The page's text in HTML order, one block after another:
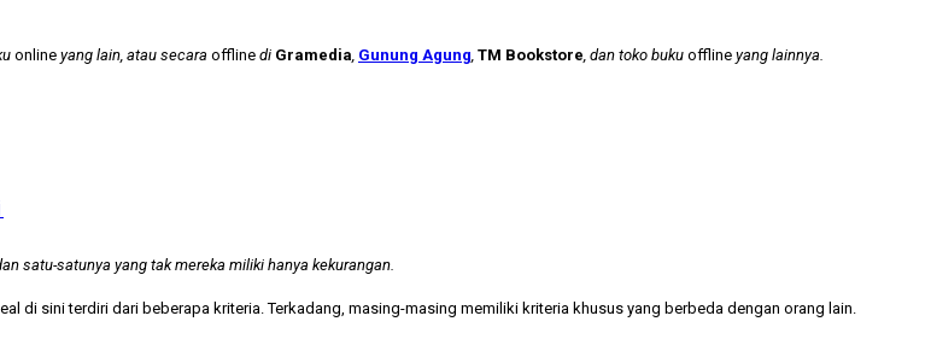
online yang lain, atau secara offline di Gramedia Gunung Agung TM Bookstore , dan toko buku offline yang lainnya.
satu-satunya yang tak mereka miliki hanya kekurangan.
di sini terdiri dari beberapa kriteria. Terkadang, masing-masing memiliki kriteria khusus yang berbeda dengan orang lain.